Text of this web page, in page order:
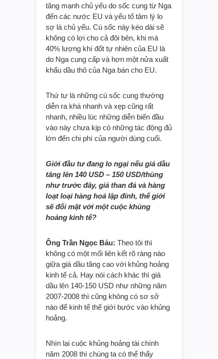
tăng mạnh chủ yếu do sốc cung từ Nga
đến các nước EU và yếu tố tâm lý lo
sợ là chủ yếu. Cú sốc này kéo dài sẽ
không có lợi cho cả đôi bên, khi mà
40% lượng khí đốt tự nhiên của EU là
do Nga cung cấp và hơn một nửa xuất
khẩu dầu thô của Nga bán cho EU.
Thứ tư là những cú sốc cung thường
diễn ra khá nhanh và xẹp cũng rất
nhanh, nhiều lúc những diễn biến đầu
vào này chưa kịp có những tác động đủ
lớn đến chi phí của người dùng cuối.
Giới đầu tư đang lo ngại nếu giá dầu
tăng lên 140 USD – 150 USD/thùng
như trước đây, giá than đá và hàng
loạt loại hàng hoá lập đỉnh, thế giới
sẽ đối mặt với một cuộc khủng
hoảng kinh tế?
Ông Trần Ngọc Báu: Theo tôi thì
không có một mối liên kết rõ ràng nào
giữa giá dầu tăng cao với khủng hoảng
kinh tế cả. Hay nói cách khác thì giá
dầu lên 140-150 USD như những năm
2007-2008 thì cũng không có sơ sở
nào để kinh tế thế giới bước vào khủng
hoảng.
Nhìn lại cuộc khủng hoảng tài chính
năm 2008 thì chúng ta có thể thấy